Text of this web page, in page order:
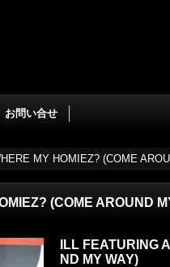
お問い合せ
MY HOMIEZ? (COME
(COME AROUND
ILL FEATURING
ND MY WAY)